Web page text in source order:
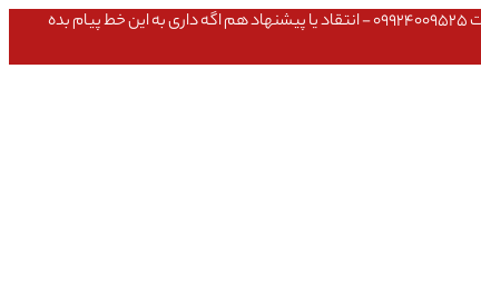
عشق داداش قیمتای سایت به روزه،خرید عمده داشتی یا مشکلی تو خرید از سایت ۰۹۱۰۹۸۰۸۵۶۵- مشکلی بعد از خریدت داشتی ۰۹۱۹۱۴۹۳۵۴۶ - پیگیری ارسال بستت ۰۹۹۲۴۰۰۹۵۲۵ - انتقاد یا پیشنهاد هم اگه داری به این خط پیام بده